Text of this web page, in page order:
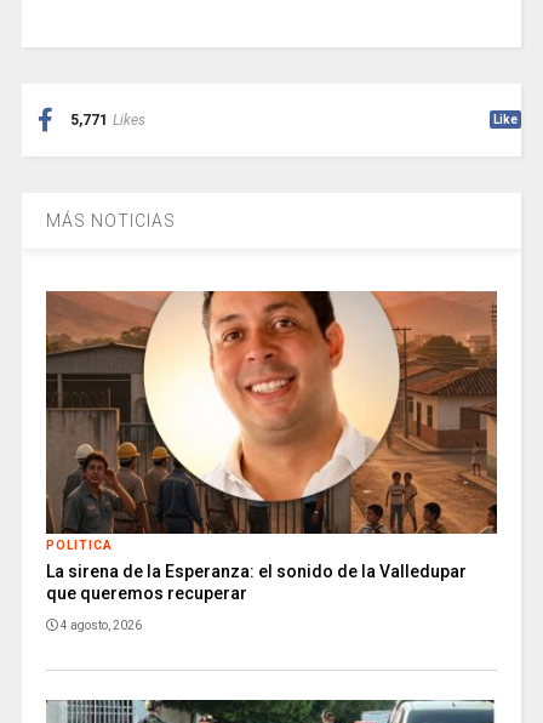
5,771 Likes Like
MÁS NOTICIAS
POLITICA
La sirena de la Esperanza: el sonido de la Valledupar
que queremos recuperar
4 agosto, 2026